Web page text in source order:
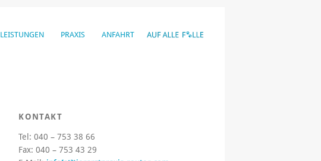
LEISTUNGEN PRAXIS ANFAHRT
KONTAKT
Tel: 040 – 753 38 66
Fax: 040 – 753 43 29